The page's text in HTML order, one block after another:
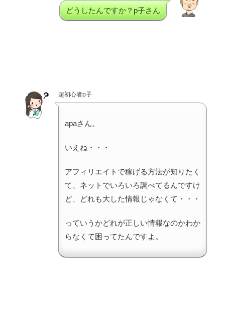
どうしたんですか？p子さん
超初心者p子
apaさん。
いえね・・・
アフィリエイトで稼げる方法が知りたく
て、ネットでいろいろ調べてるんですけ
ど、どれも大した情報じゃなくて・・・
っていうかどれが正しい情報なのかわか
らなくて困ってたんですよ。